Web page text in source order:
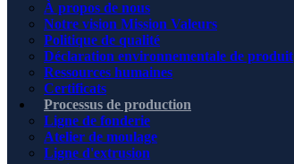
À propos de nous
Notre vision Mission Valeurs
Politique de qualité
Déclaration environnementale de produit
Ressources humaines
Certificats
Processus de production
Ligne de fonderie
Atelier de moulage
Ligne d'extrusion